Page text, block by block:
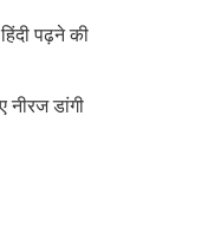
पढ़ने की
नीरज डांगी